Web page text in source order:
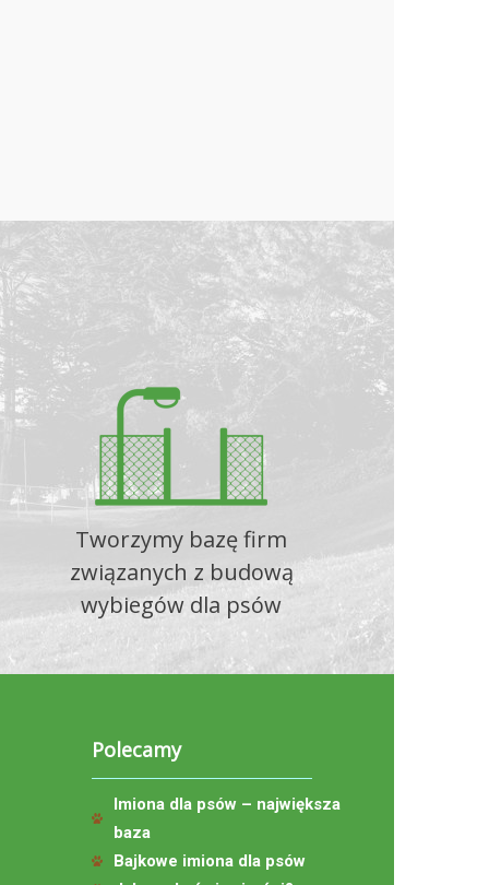
Tworzymy bazę firm
związanych z budową
wybiegów dla psów
Polecamy
Imiona dla psów – największa
baza
Bajkowe imiona dla psów